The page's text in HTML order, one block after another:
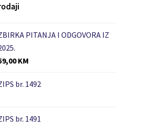
PITANJA I ODGOVORA IZ
KM
br. 1492
br. 1491